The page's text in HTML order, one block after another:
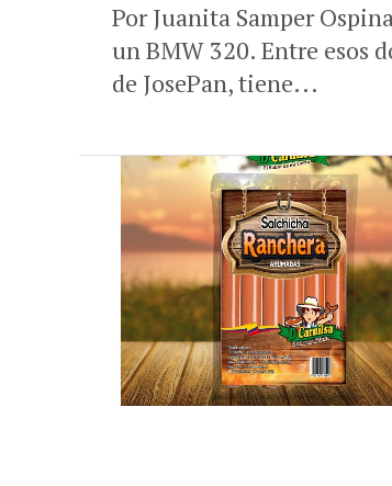
Por Juanita Samper
un BMW 320. Entre esos
de JosePan, tiene...